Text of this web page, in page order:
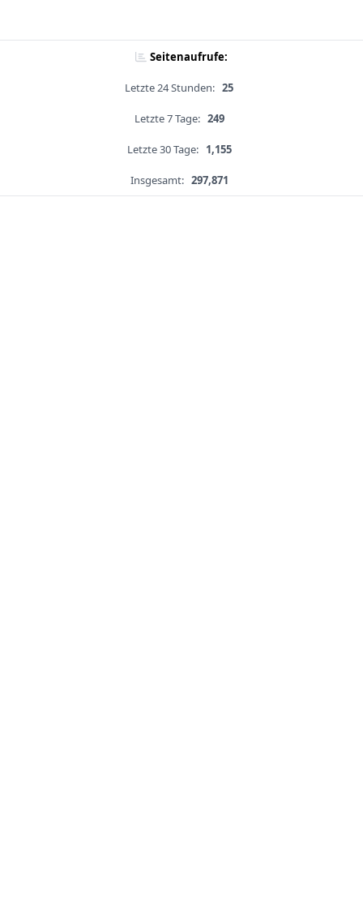
Seitenaufrufe:
Letzte 24 Stunden: 25
Letzte 7 Tage: 249
Letzte 30 Tage: 1,155
Insgesamt: 297,871